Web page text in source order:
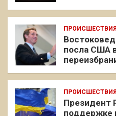
ПРОИСШЕСТВИЯ
посла США
ПРОИСШЕСТВИЯ
Президент
поддержке